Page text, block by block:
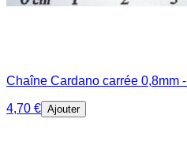
Chaîne Cardano carrée 0,8mm
4,70 € Ajouter